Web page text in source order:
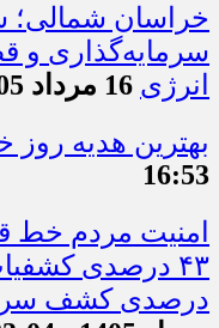
خراسان
سرمایه‌گذاری و
انرژی 16 مرداد 1405 - 17:05
بهترین هدیه روز
16:53
امنیت مردم خط
درصدی کشف